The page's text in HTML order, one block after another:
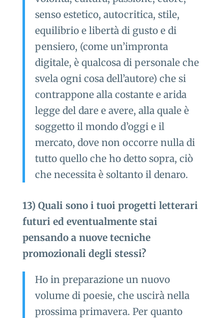
senso estetico, autocritica, stile,
equilibrio e libertà di gusto e di
pensiero, (come un’impronta
digitale, è qualcosa di personale che
svela ogni cosa dell’autore) che si
contrappone alla costante e arida
legge del dare e avere, alla quale è
soggetto il mondo d’oggi e il
mercato, dove non occorre nulla di
tutto quello che ho detto sopra, ciò
che necessita è soltanto il denaro.
13) Quali sono i tuoi progetti letterari
futuri ed eventualmente stai
pensando a nuove tecniche
promozionali degli stessi?
Ho in preparazione un nuovo
volume di poesie, che uscirà nella
prossima primavera. Per quanto